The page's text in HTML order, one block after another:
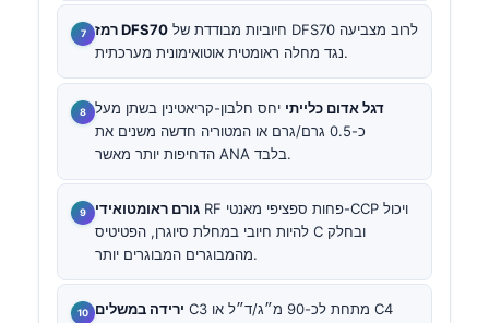
רמז DFS70
נגד מחלה ראומטית אוטואימונית מערכתית.
דגל אדום כלייתי יחס חלבון-קריאטינין בשתן מעל
כ-0.5 גרם/גרם או המטוריה חדשה משנים את
הדחיפות יותר מאשר ANA בלבד.
גורם ראומטואידי RF פחות ספציפי מאנטי-CCP ויכול
להיות חיובי במחלת סיוגרן, הפטיטיס C ובחלק
מהמבוגרים המבוגרים יותר.
ירידה במשלים C3 מתחת לכ-90 מ״ג/ד״ל או C4